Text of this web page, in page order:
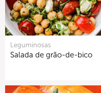
Leguminosas
Salada de grão-de-bico